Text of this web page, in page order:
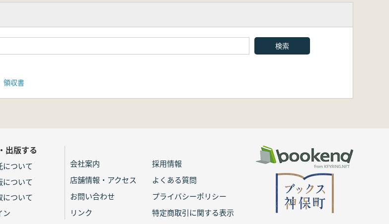
領収書
出版する
について
について
について
ン
会社案内
採用情報
店舗情報・アクセス
よくある質問
お問い合わせ
プライバシーポリシー
リンク
特定商取引に関する表示